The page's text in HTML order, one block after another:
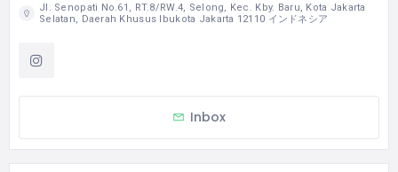
Jl. Senopati No.61, RT.8/RW.4, Selong, Kec. Kby. Baru, Kota Jakarta
Selatan, Daerah Khusus Ibukota Jakarta 12110 インドネシア
Inbox